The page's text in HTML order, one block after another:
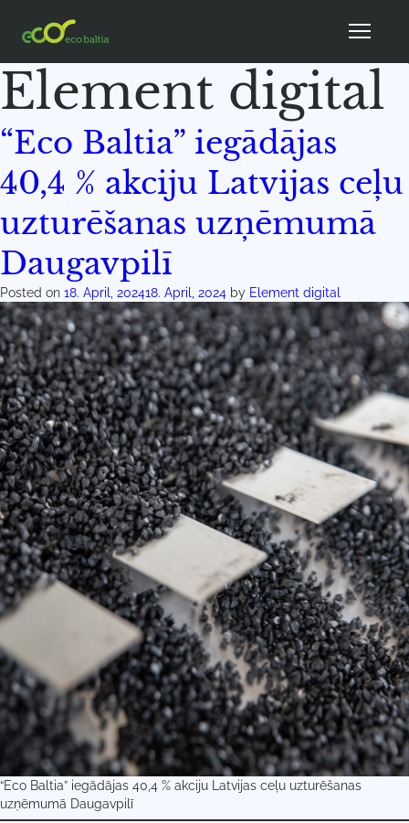
Author:
Element digital
“Eco Baltia” iegādājas
40,4 % akciju Latvijas ceļu
uzturēšanas uzņēmumā
Daugavpilī
Posted on 18. April, 202418. April, 2024 by Element digital
“Eco Baltia” iegādājas 40,4 % akciju Latvijas ceļu uzturēšanas
uzņēmumā Daugavpilī